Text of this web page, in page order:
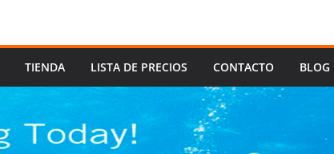
TIENDA LISTA DE PRECIOS CONTACTO BLOG